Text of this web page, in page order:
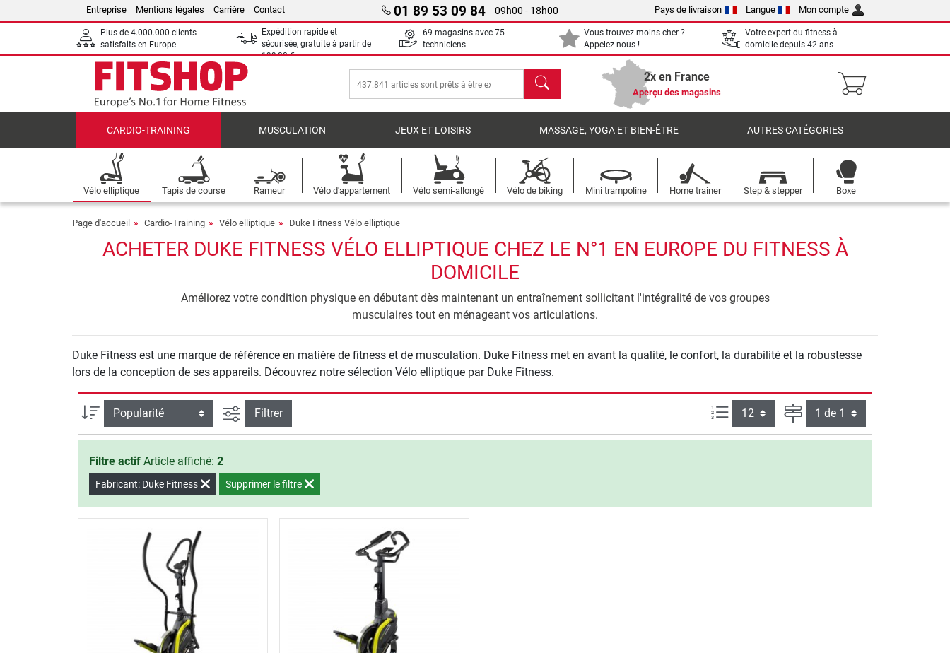
Entreprise Mentions légales Carrière Contact 01 89 53 09 84 09h00 - 18h00 Pays de livraison Langue Mon compte
Plus de 4.000.000 clients
satisfaits en Europe
Expédition rapide et
sécurisée, gratuite à partir de
199,00 €
69 magasins avec 75
techniciens
Vous trouvez moins cher ?
Appelez-nous !
Votre expert du fitness à
domicile depuis 42 ans
chercher 2x en France
Aperçu des magasins
CARDIO-TRAINING MUSCULATION JEUX ET LOISIRS MASSAGE, YOGA ET BIEN-ÊTRE AUTRES CATÉGORIES
Vélo elliptique Tapis de course Rameur Vélo d'appartement Vélo semi-allongé Vélo de biking Mini trampoline Home trainer Step & stepper Boxe
Page d'accueil Cardio-Training Vélo elliptique Duke Fitness Vélo elliptique
ACHETER DUKE FITNESS VÉLO ELLIPTIQUE CHEZ LE N°1 EN EUROPE DU FITNESS À
DOMICILE
Améliorez votre condition physique en débutant dès maintenant un entraînement sollicitant l'intégralité de vos groupes
musculaires tout en ménageant vos articulations.
Duke Fitness est une marque de référence en matière de fitness et de musculation. Duke Fitness met en avant la qualité, le confort, la durabilité et la robustesse
lors de la conception de ses appareils. Découvrez notre sélection Vélo elliptique par Duke Fitness.
Trier par Filtrer la recherche
Filtrer Articles par page :Page
Filtre actif Article affiché: 2
Fabricant: Duke Fitness Supprimer le filtre